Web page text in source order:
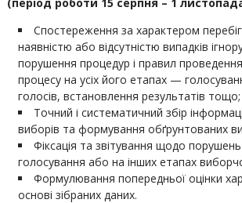
Спостереження за характером
наявністю або відсутністю випадків
порушення процедур і правил
процесу на усіх його етапах —
голосів, встановлення результатів тощо;
Точний і систематичний збір
виборів та формування обґрунтованих
Фіксація та звітування щодо порушень
голосування або на інших етапах
Формулювання попередньої оцінки
основі зібраних даних.